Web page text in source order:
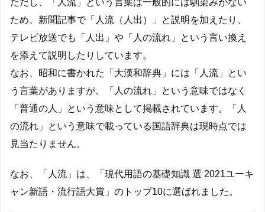
ため、新聞記事で「人流（人出）」と説明を加えたり、
テレビ放送でも「人出」や「人の流れ」という言い換え
を添えて説明したりしています。
なお、昭和に書かれた「大漢和辞典」には「人流」とい
う言葉がありますが、「人の流れ」という意味ではなく
「普通の人」という意味として掲載されています。「人
の流れ」という意味で載っている国語辞典は現時点では
見当たりません。
なお、「人流」は、「現代用語の基礎知識 選 2021ユーキ
ャン新語・流行語大賞」のトップ10に選ばれました。